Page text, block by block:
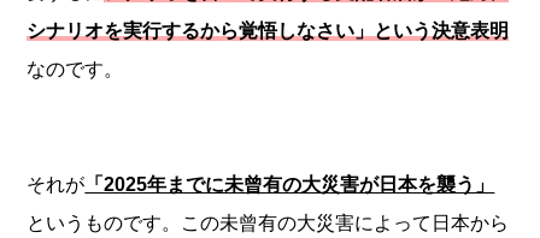
シナリオを実行するから覚悟しなさい」という決意表明
なのです。
それが 「2025年までに未曾有の大災害が日本を襲う」
というものです。この未曾有の大災害によって日本から